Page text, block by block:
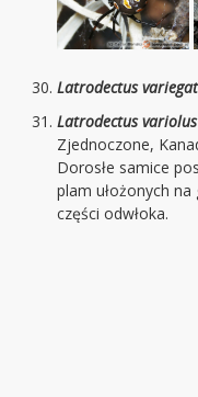
Latrodectus
Latrodectus variolus
Zjednoczone,
Dorosłe samice
plam ułożonych
części odwłoka.